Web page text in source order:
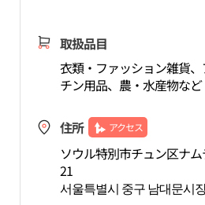
取扱品目
衣類・ファッション雑貨
チン用品、農・水産物など
住所 アクセス
ソウル特別市チュン区ナ
21
서울특별시 중구 남대문시